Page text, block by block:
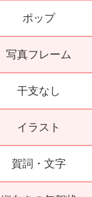
ポップ
写真フレーム
干支なし
イラスト
賀詞・文字